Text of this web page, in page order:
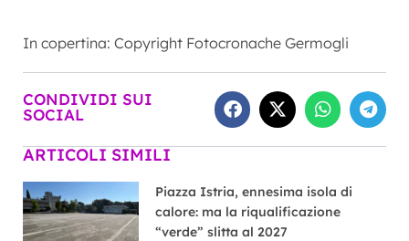
In copertina: Copyright Fotocronache Germogli
CONDIVIDI SUI
SOCIAL
ARTICOLI SIMILI
Piazza Istria, ennesima isola di
calore: ma la riqualificazione
“verde” slitta al 2027